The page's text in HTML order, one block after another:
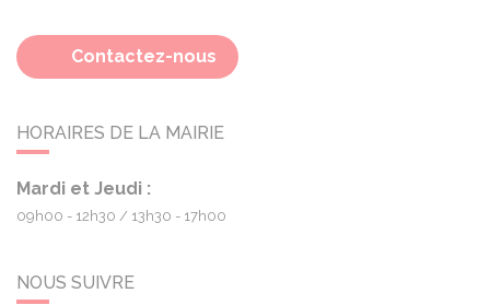
Contactez-nous
HORAIRES DE LA MAIRIE
Mardi et Jeudi :
09h00 - 12h30 13h30 - 17h00
NOUS SUIVRE